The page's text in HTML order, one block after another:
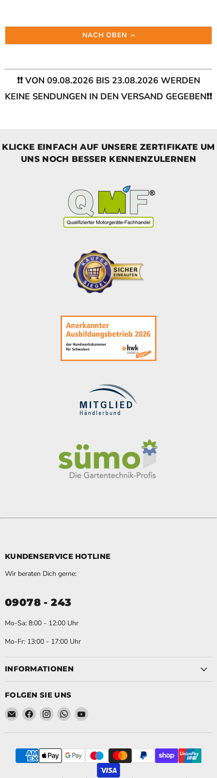
NACH OBEN
❗❗ VON 09.08.2026 BIS 23.08.2026 WERDEN
KEINE SENDUNGEN IN DEN VERSAND GEGEBEN❗❗
KLICKE EINFACH AUF UNSERE ZERTIFIKATE UM
UNS NOCH BESSER KENNENZULERNEN
KUNDENSERVICE HOTLINE
Wir beraten Dich gerne:
09078 - 243
Mo-Sa: 8:00 - 12:00 Uhr
Mo-Fr: 13:00 - 17:00 Uhr
INFORMATIONEN
FOLGEN SIE UNS
Email Schweihofer - Die STIHL Experten.
Finden Sie uns auf Facebook
Finden Sie uns auf Instagram
Finden Sie uns auf WhatsApp
Finden Sie uns auf YouTube